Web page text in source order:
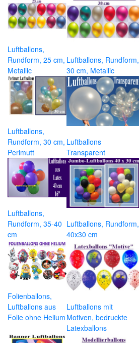
Luftballons,
Rundform, 25 cm,
Metallic
Luftballons, Rundform,
30 cm, Metallic
Luftballons,
Rundform, 30 cm,
Perlmutt
Luftballons
Transparent
Luftballons,
Rundform, 35-40
cm
Luftballons, Rundform,
40x30 cm
Folienballons,
Luftballons aus
Folie ohne Helium
Luftballons mit
Motiven, bedruckte
Latexballons